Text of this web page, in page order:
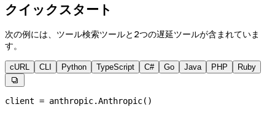
クイックスタート
次の例には、ツール検索ツールと2つの遅延ツールが含まれていま
す。
cURL CLI Python TypeScript C# Go Java PHP Ruby

client = anthropic.Anthropic()